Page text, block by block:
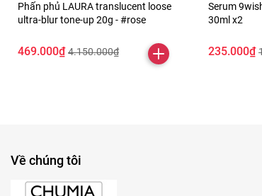
Phấn phủ LAURA translucent loose
ultra-blur tone-up 20g - #rose
469.000₫ 4.150.000₫
Serum
30ml x2
235.000₫
Về chúng tôi